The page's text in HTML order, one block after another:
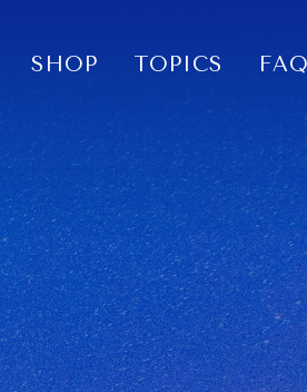
SHOP TOPICS